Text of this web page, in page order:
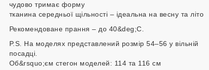
чудово тримає форму
тканина середньої щільності – ідеальна на весну та літо
Рекомендоване прання – до 40&deg;C.
P.S. На моделях представлений розмір 54–56 у вільній
посадці.
Об&rsquo;єм стегон моделей: 114 та 116 см